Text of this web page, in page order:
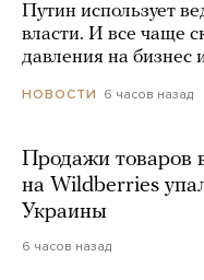
Путин использует
власти. И все чаще
давления на бизнес
НОВОСТИ 6 часов назад
Продажи товаров
на Wildberries
Украины
6 часов назад